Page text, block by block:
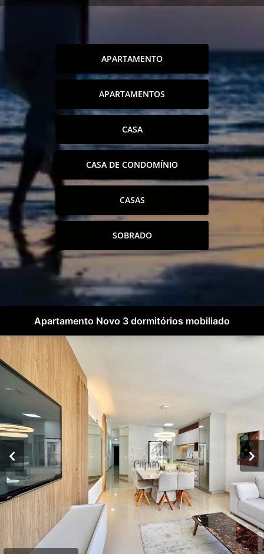
APARTAMENTO
APARTAMENTOS
CASA
CASA DE CONDOMÍNIO
CASAS
SOBRADO
Apartamento Novo 3 dormitórios mobiliado